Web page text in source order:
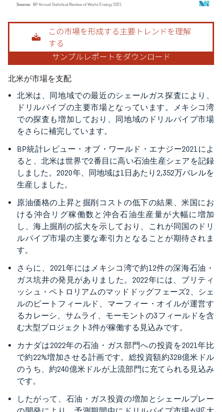
画像 © Mordor Intelligence。再利用にはCC BY 4.0の表示が必要です。
北米が市場を支配
北米は、同地域での最近のシェールガス探査により、
ドリルパイプの主要市場となっています。メキシコ湾
での探査も増加しており、同地域のドリルパイプ市場
をさらに補完しています。
BP統計レビュー・オブ・ワールド・エナジー2021によ
ると、北米は世界で2番目に高い石油生産シェアを記録
しました。2020年、同地域は1日あたり2,352万バレルを
生産しました。
原油価格の上昇と掘削コストの低下の結果、米国にお
ける沖合リグ稼働数と沖合石油生産量が大幅に増加
し、海上掘削の拡大を示しており、これが同国のドリ
ルパイプ市場の主要な牽引力となることが期待されま
す。
さらに、2021年にはメキシコ湾で約12件の深海石油・
ガス坑井の発見がありました。2022年には、ブリティ
ッシュ・ペトロリアムのマッドドッグフェーズ2、シェ
ルのビートフィールド、マーフィー・オイルが運営す
るカレーシ、サムライ、モーモントの3フィールドを含
む大型プロジェクト3件が稼働する見込みです。
カナダは2022年の石油・ガス部門への投資を2021年比
で約22%増加させる計画です。総投資額約328億米ドル
のうち、約240億米ドルが上流部門に充てられる見込み
です。
したがって、石油・ガス投資の増加とシェールプレー